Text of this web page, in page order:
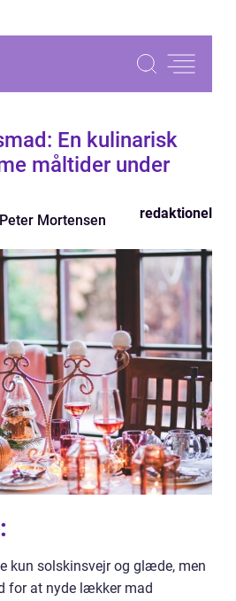
En kulinarisk
måltider under
Peter Mortensen redaktionel
kun solskinsvejr og glæde, men
for at nyde lækker mad